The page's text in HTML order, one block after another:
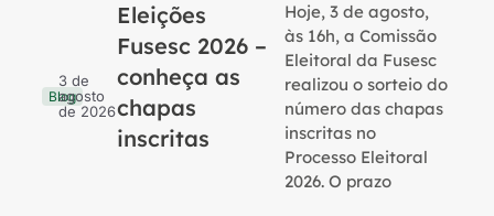
Blog
3 de
agosto
de 2026
Eleições
Fusesc 2026 –
conheça as
chapas
inscritas
Hoje, 3 de agosto,
às 16h, a Comissão
Eleitoral da Fusesc
realizou o sorteio do
número das chapas
inscritas no
Processo Eleitoral
2026. O prazo